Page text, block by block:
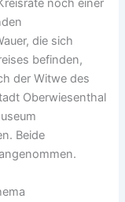
noch einer
die sich
befinden,
der Witwe des
Oberwiesenthal
Beide